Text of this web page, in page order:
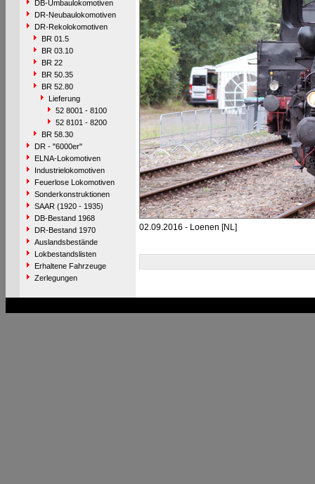
DB-Umbaulokomotiven
DR-Neubaulokomotiven
DR-Rekolokomotiven
BR 01.5
BR 03.10
BR 22
BR 50.35
BR 52.80
Lieferung
52 8001 - 8100
52 8101 - 8200
BR 58.30
DR - "6000er"
ELNA-Lokomotiven
Industrielokomotiven
Feuerlose Lokomotiven
Sonderkonstruktionen
SAAR (1920 - 1935)
DB-Bestand 1968
DR-Bestand 1970
Auslandsbestände
Lokbestandslisten
Erhaltene Fahrzeuge
Zerlegungen
02.09.2016 - Loenen [NL]